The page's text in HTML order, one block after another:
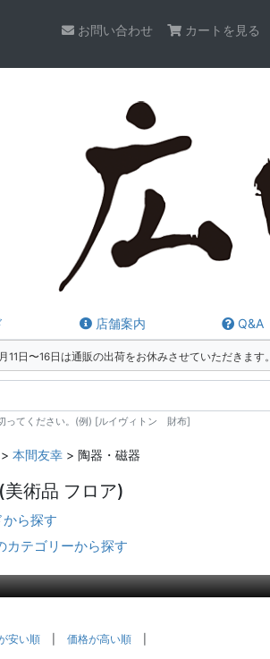
お問い合わせ カートを見る
店舗案内 Q&A
11日〜16日は通販の出荷をお休みさせていただきます。
ってください。(例) [ルイヴィトン 財布]
> 本間友幸> 陶器・磁器
(美術品 フロア)
から探す
カテゴリーから探す
安い順 価格が高い順